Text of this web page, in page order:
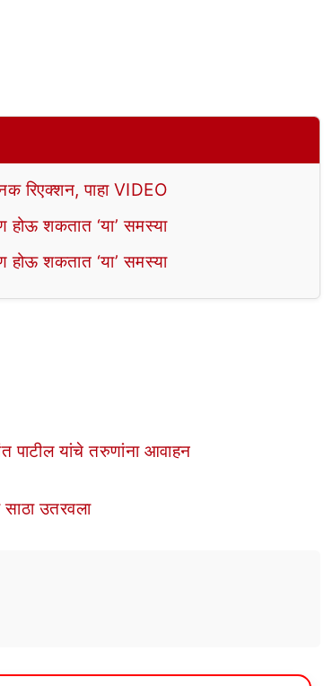
रिएक्शन, पाहा VIDEO
शकतात ‘या’ समस्या
शकतात ‘या’ समस्या
पाटील यांचे तरुणांना आवाहन
उतरवला